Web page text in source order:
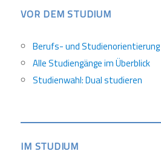
VOR DEM STUDIUM
Berufs- und Studienorientierung
Alle Studiengänge im Überblick
Studienwahl: Dual studieren
IM STUDIUM